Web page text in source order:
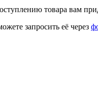
товара вам
запросить её через